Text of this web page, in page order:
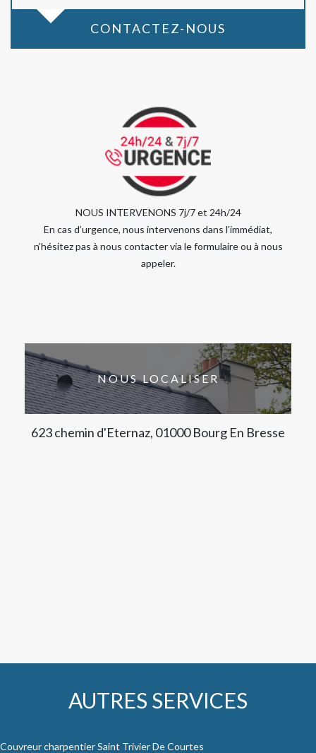
CONTACTEZ-NOUS
NOUS INTERVENONS 7j/7 et 24h/24
En cas d’urgence, nous intervenons dans l’immédiat,
n’hésitez pas à nous contacter via le formulaire ou à nous
appeler.
NOUS LOCALISER
623 chemin d'Eternaz, 01000 Bourg En Bresse
AUTRES SERVICES
Couvreur charpentier Saint Trivier De Courtes